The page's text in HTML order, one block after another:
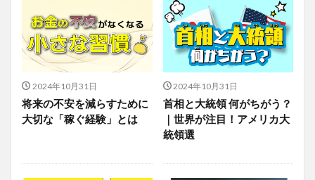
2024年10月31日
将来の不安を減らすために
大切な「稼ぐ経験」とは
2024年10月31日
首相と大統領 何がちがう？
｜世界が注目！アメリカ大
統領選